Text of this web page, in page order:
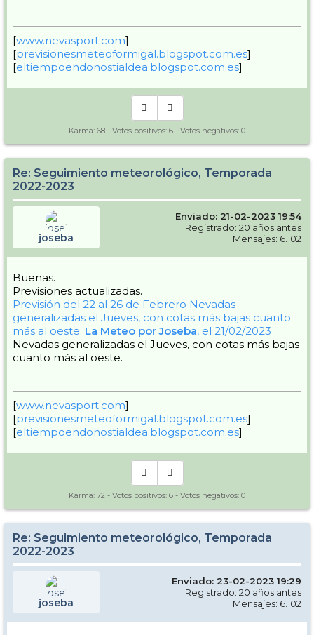
[www.nevasport.com]
[previsionesmeteoformigal.blogspot.com.es]
[eltiempoendonostialdea.blogspot.com.es]
Karma: 68 - Votos positivos: 6 - Votos negativos: 0
Re: Seguimiento meteorológico, Temporada
2022-2023
joseba
Enviado: 21-02-2023 19:54
Registrado: 20 años antes
Mensajes: 6.102
Buenas.
Previsiones actualizadas.
Previsión del 22 al 26 de Febrero Nevadas
generalizadas el Jueves, con cotas más bajas cuanto
más al oeste. La Meteo por Joseba, el 21/02/2023
Nevadas generalizadas el Jueves, con cotas más bajas
cuanto más al oeste.
[www.nevasport.com]
[previsionesmeteoformigal.blogspot.com.es]
[eltiempoendonostialdea.blogspot.com.es]
Karma: 72 - Votos positivos: 6 - Votos negativos: 0
Re: Seguimiento meteorológico, Temporada
2022-2023
joseba
Enviado: 23-02-2023 19:29
Registrado: 20 años antes
Mensajes: 6.102